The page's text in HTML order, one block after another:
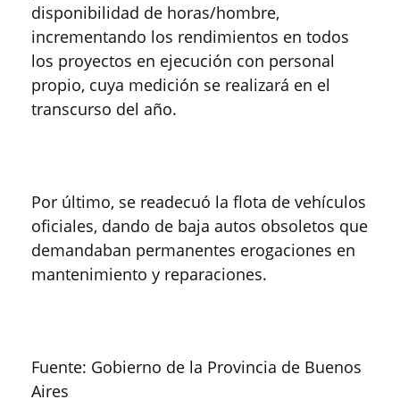
disponibilidad de horas/hombre,
incrementando los rendimientos en todos
los proyectos en ejecución con personal
propio, cuya medición se realizará en el
transcurso del año.
Por último, se readecuó la flota de vehículos
oficiales, dando de baja autos obsoletos que
demandaban permanentes erogaciones en
mantenimiento y reparaciones.
Fuente: Gobierno de la Provincia de Buenos
Aires